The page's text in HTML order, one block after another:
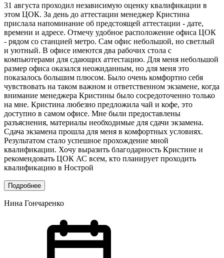
31 августа проходил независимую оценку квалификации в
этом ЦОК. За день до аттестации менеджер Кристина
прислала напоминание об предстоящей аттестации - дате,
времени и адресе. Отмечу удобное расположение офиса ЦОК
- рядом со станцией метро. Сам офис небольшой, но светлый
и уютный. В офисе имеются два рабочих стола с
компьютерами для сдающих аттестацию. Для меня небольшой
размер офиса оказался неожиданным, но для меня это
показалось большим плюсом. Было очень комфортно себя
чувствовать на таком важном и ответственном экзамене, когда
внимание менеджера Кристины было сосредоточенно только
на мне. Кристина любезно предложила чай и кофе, это
доступно в самом офисе. Мне были предоставлены
разъяснения, материалы необходимые для сдачи экзамена.
Сдача экзамена прошла для меня в комфортных условиях.
Результатом стало успешное прохождение мной
квалификации. Хочу выразить благодарность Кристине и
рекомендовать ЦОК АС всем, кто планирует проходить
квалификацию в Нострой
Подробнее
Нина Гончаренко